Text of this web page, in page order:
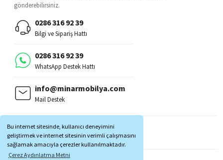
Bu internet sitesinde, kullanıcı deneyimini
geliştirmek ve internet sitesinin verimli çalışmasını
sağlamak amacıyla çerezler kullanılmaktadır.
Çerez Aydınlatma Metni
gönderebilirsiniz.
0286 316 92 39
Bilgi ve Sipariş Hattı
0286 316 92 39
WhatsApp Destek Hattı
info@minarmobilya.com
Mail Destek
MOBİL UYGULAMALAR: